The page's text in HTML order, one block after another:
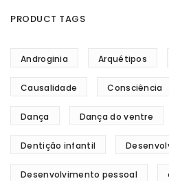
PRODUCT TAGS
Androginia Arquétipos
Causalidade Consciência
Dança Dança do ventre
Dentição infantil
Desenvolvimento pessoal